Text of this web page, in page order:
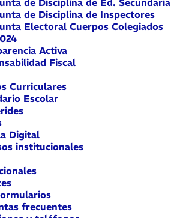
de Disciplina de Ed. Secundaria
de Disciplina de Inspectores
Electoral Cuerpos Colegiados
Activa
Fiscal
Curriculares
Escolar
Digital
institucionales
frecuentes